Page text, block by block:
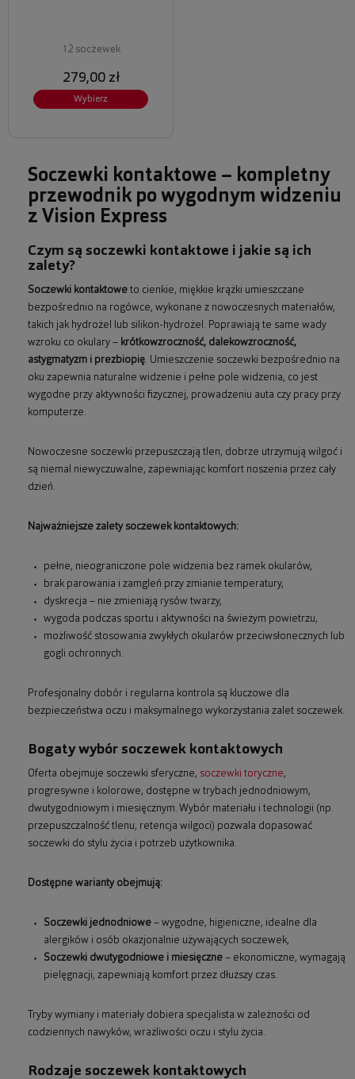
12 soczewek
279,00 zł
Wybierz
Soczewki kontaktowe – kompletny
przewodnik po wygodnym widzeniu
z Vision Express
Czym są soczewki kontaktowe i jakie są ich
zalety?
Soczewki kontaktowe to cienkie, miękkie krążki umieszczane
bezpośrednio na rogówce, wykonane z nowoczesnych materiałów,
takich jak hydrożel lub silikon-hydrożel. Poprawiają te same wady
wzroku co okulary – krótkowzroczność, dalekowzroczność,
astygmatyzm i prezbiopię . Umieszczenie soczewki bezpośrednio na
oku zapewnia naturalne widzenie i pełne pole widzenia, co jest
wygodne przy aktywności fizycznej, prowadzeniu auta czy pracy przy
komputerze.
Nowoczesne soczewki przepuszczają tlen, dobrze utrzymują wilgoć i
są niemal niewyczuwalne, zapewniając komfort noszenia przez cały
dzień.
Najważniejsze zalety soczewek kontaktowych:
pełne, nieograniczone pole widzenia bez ramek okularów,
brak parowania i zamgleń przy zmianie temperatury,
dyskrecja – nie zmieniają rysów twarzy,
wygoda podczas sportu i aktywności na świeżym powietrzu,
możliwość stosowania zwykłych okularów przeciwsłonecznych lub
gogli ochronnych.
Profesjonalny dobór i regularna kontrola są kluczowe dla
bezpieczeństwa oczu i maksymalnego wykorzystania zalet soczewek.
Bogaty wybór soczewek kontaktowych
Oferta obejmuje soczewki sferyczne, soczewki toryczne,
progresywne i kolorowe, dostępne w trybach jednodniowym,
dwutygodniowym i miesięcznym. Wybór materiału i technologii (np.
przepuszczalność tlenu, retencja wilgoci) pozwala dopasować
soczewki do stylu życia i potrzeb użytkownika.
Dostępne warianty obejmują:
Soczewki jednodniowe – wygodne, higieniczne, idealne dla
alergików i osób okazjonalnie używających soczewek,
Soczewki dwutygodniowe i miesięczne – ekonomiczne, wymagają
pielęgnacji, zapewniają komfort przez dłuższy czas.
Tryby wymiany i materiały dobiera specjalista w zależności od
codziennych nawyków, wrażliwości oczu i stylu życia.
Rodzaje soczewek kontaktowych